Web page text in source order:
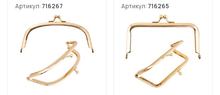
Артикул: 716267 Артикул: 716265